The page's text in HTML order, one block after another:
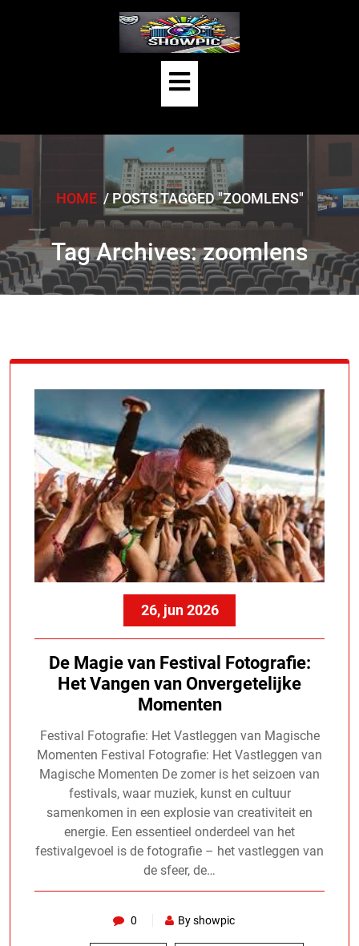
Open
Button
HOME/POSTS TAGGED "ZOOMLENS"
Tag Archives: zoomlens
26, jun 2026
De Magie van Festival Fotografie:
Het Vangen van Onvergetelijke
Momenten
Festival Fotografie: Het Vastleggen van Magische
Momenten Festival Fotografie: Het Vastleggen van
Magische Momenten De zomer is het seizoen van
festivals, waar muziek, kunst en cultuur
samenkomen in een explosie van creativiteit en
energie. Een essentieel onderdeel van het
festivalgevoel is de fotografie – het vastleggen van
de sfeer, de…
0 By showpic